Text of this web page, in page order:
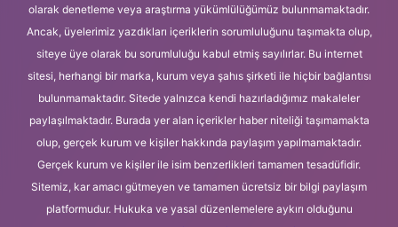
olarak denetleme veya araştırma yükümlülüğümüz bulunmamaktadır.
Ancak, üyelerimiz yazdıkları içeriklerin sorumluluğunu taşımakta olup,
siteye üye olarak bu sorumluluğu kabul etmiş sayılırlar. Bu internet
sitesi, herhangi bir marka, kurum veya şahıs şirketi ile hiçbir bağlantısı
bulunmamaktadır. Sitede yalnızca kendi hazırladığımız makaleler
paylaşılmaktadır. Burada yer alan içerikler haber niteliği taşımamakta
olup, gerçek kurum ve kişiler hakkında paylaşım yapılmamaktadır.
Gerçek kurum ve kişiler ile isim benzerlikleri tamamen tesadüfidir.
Sitemiz, kar amacı gütmeyen ve tamamen ücretsiz bir bilgi paylaşım
platformudur. Hukuka ve yasal düzenlemelere aykırı olduğunu